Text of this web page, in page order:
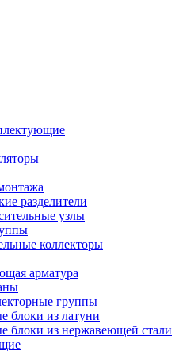
разделители
узлы
коллекторы
арматура
группы
блоки из латуни
блоки из нержавеющей стали